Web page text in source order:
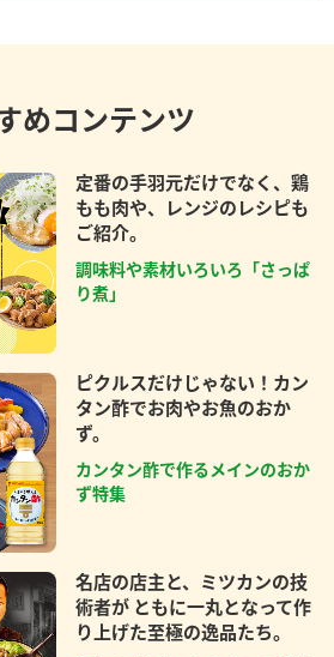
めコンテンツ
定番の手羽元だけでなく、鶏
もも肉や、レンジのレシピも
ご紹介。
調味料や素材いろいろ「さっぱ
り煮」
ピクルスだけじゃない！カン
タン酢でお肉やお魚のおか
ず。
カンタン酢で作るメインのおか
ず特集
名店の店主と、ミツカンの技
術者が ともに一丸となって作
り上げた至極の逸品たち。